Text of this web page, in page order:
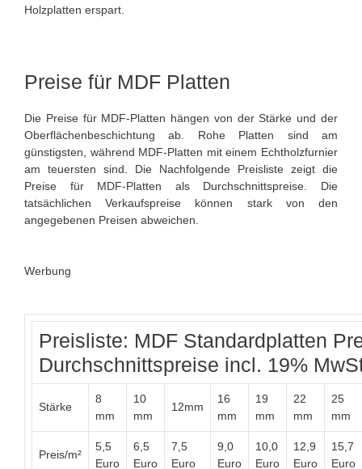
Holzplatten erspart.
Preise für MDF Platten
Die Preise für MDF-Platten hängen von der Stärke und der
Oberflächenbeschichtung ab. Rohe Platten sind am
günstigsten, während MDF-Platten mit einem Echtholzfurnier
am teuersten sind. Die Nachfolgende Preisliste zeigt die
Preise für MDF-Platten als Durchschnittspreise. Die
tatsächlichen Verkaufspreise können stark von den
angegebenen Preisen abweichen.
Werbung
Preisliste: MDF Standardplatten
Durchschnittspreise incl. 19%
Stärke
8
mm
10
mm
12mm
16
mm
19
mm
22
mm
25
mm
Preis/m²
5,5
Euro
6,5
Euro
7,5
Euro
9,0
Euro
10,0
Euro
12,9
Euro
15,7
Euro